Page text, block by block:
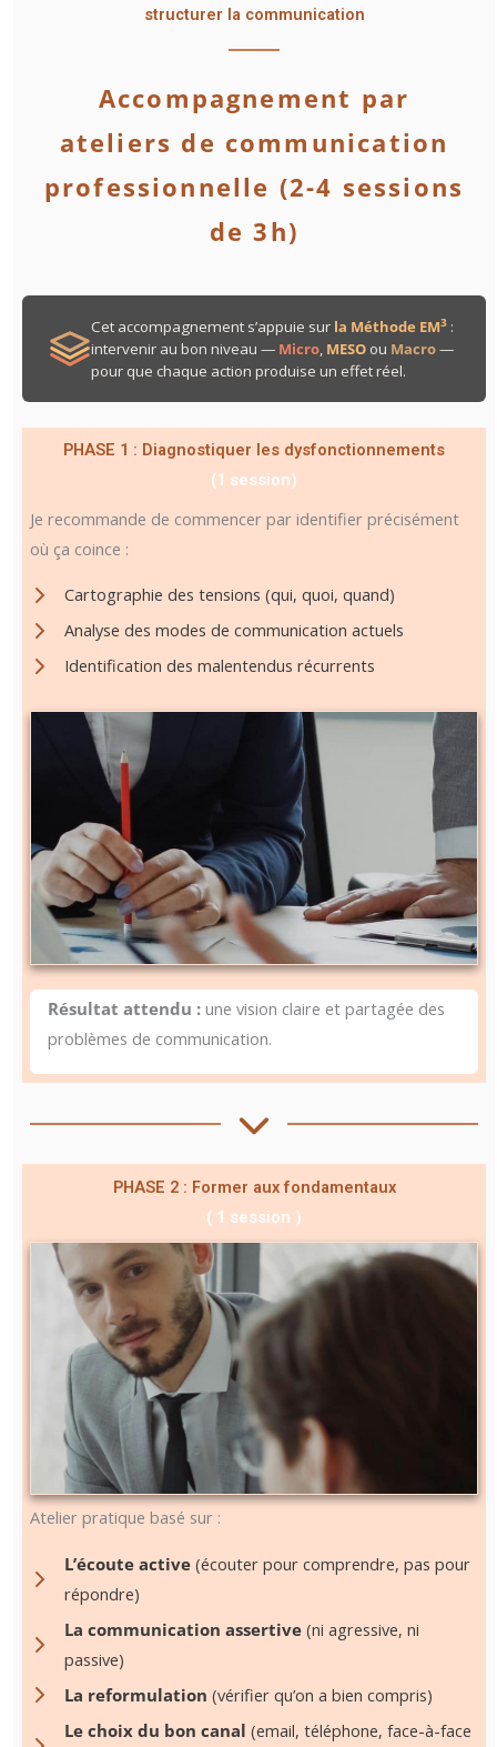
structurer la communication
Accompagnement par
ateliers de communication
professionnelle (2-4 sessions
de 3h)
Cet accompagnement s’appuie sur la Méthode EM3:
intervenir au bon niveau — Micro, MESOou Macro—
pour que chaque action produise un effet réel.
PHASE 1 : Diagnostiquer les dysfonctionnements
(1 session)
Je recommande de commencer par identifier précisément
où ça coince :
Cartographie des tensions (qui, quoi, quand)
Analyse des modes de communication actuels
Identification des malentendus récurrents
Résultat attendu : une vision claire et partagée des
problèmes de communication.
PHASE 2 : Former aux fondamentaux
( 1 session )
Atelier pratique basé sur :
L’écoute active (écouter pour comprendre, pas pour
répondre)
La communication assertive (ni agressive, ni
passive)
La reformulation (vérifier qu’on a bien compris)
Le choix du bon canal (email, téléphone, face-à-face